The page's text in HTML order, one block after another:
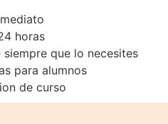
horas
que lo necesites
para alumnos
de curso